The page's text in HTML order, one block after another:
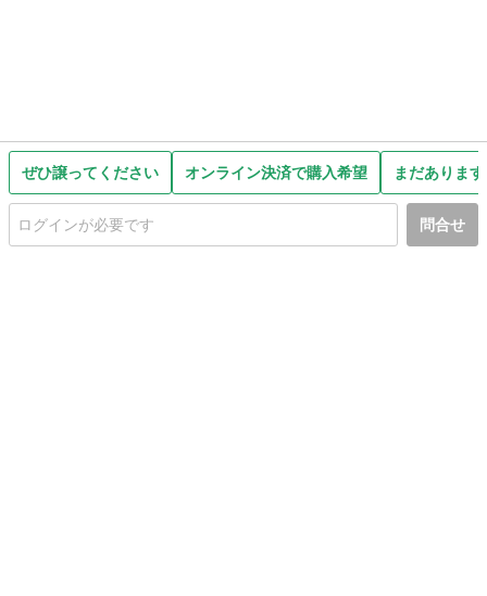
ぜひ譲ってください オンライン決済で購入希望 まだありま
問合せ